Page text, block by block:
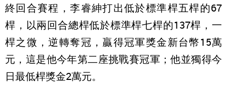
終回合賽程，李睿紳打出低於標準桿五桿的67
桿，以兩回合總桿低於標準桿七桿的137桿，一
桿之微，逆轉奪冠，贏得冠軍獎金新台幣15萬
元，這是他今年第二座挑戰賽冠軍；他並獨得今
日最低桿獎金2萬元。